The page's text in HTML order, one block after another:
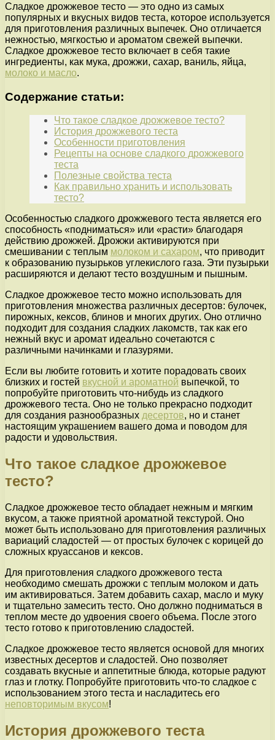
Сладкое дрожжевое тесто — это одно из самых
популярных и вкусных видов теста, которое используется
для приготовления различных выпечек. Оно отличается
нежностью, мягкостью и ароматом свежей выпечки.
Сладкое дрожжевое тесто включает в себя такие
ингредиенты, как мука, дрожжи, сахар, ваниль, яйца,
молоко и масло.
Содержание статьи:
Что такое сладкое дрожжевое тесто?
История дрожжевого теста
Особенности приготовления
Рецепты на основе сладкого дрожжевого
теста
Полезные свойства теста
Как правильно хранить и использовать
тесто?
Особенностью сладкого дрожжевого теста является его
способность «подниматься» или «расти» благодаря
действию дрожжей. Дрожжи активируются при
смешивании с теплым молоком и сахаром, что приводит
к образованию пузырьков углекислого газа. Эти пузырьки
расширяются и делают тесто воздушным и пышным.
Сладкое дрожжевое тесто можно использовать для
приготовления множества различных десертов: булочек,
пирожных, кексов, блинов и многих других. Оно отлично
подходит для создания сладких лакомств, так как его
нежный вкус и аромат идеально сочетаются с
различными начинками и глазурями.
Если вы любите готовить и хотите порадовать своих
близких и гостей вкусной и ароматной выпечкой, то
попробуйте приготовить что-нибудь из сладкого
дрожжевого теста. Оно не только прекрасно подходит
для создания разнообразных десертов, но и станет
настоящим украшением вашего дома и поводом для
радости и удовольствия.
Что такое сладкое дрожжевое
тесто?
Сладкое дрожжевое тесто обладает нежным и мягким
вкусом, а также приятной ароматной текстурой. Оно
может быть использовано для приготовления различных
вариаций сладостей — от простых булочек с корицей до
сложных круассанов и кексов.
Для приготовления сладкого дрожжевого теста
необходимо смешать дрожжи с теплым молоком и дать
им активироваться. Затем добавить сахар, масло и муку
и тщательно замесить тесто. Оно должно подниматься в
теплом месте до удвоения своего объема. После этого
тесто готово к приготовлению сладостей.
Сладкое дрожжевое тесто является основой для многих
известных десертов и сладостей. Оно позволяет
создавать вкусные и аппетитные блюда, которые радуют
глаз и глотку. Попробуйте приготовить что-то сладкое с
использованием этого теста и насладитесь его
неповторимым вкусом!
История дрожжевого теста